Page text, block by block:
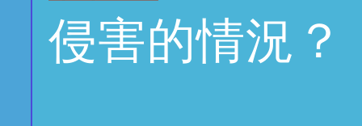
侵害的情況？